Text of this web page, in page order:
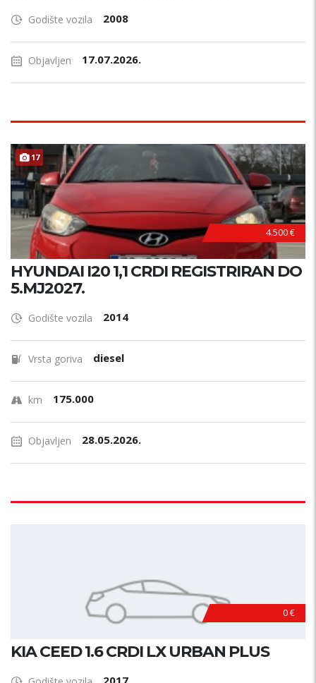
Godište vozila 2008
Objavljen 17.07.2026.
17
4.500 €
HYUNDAI I20 1,1 CRDI REGISTRIRAN DO
5.MJ2027.
Godište vozila 2014
Vrsta goriva diesel
km 175.000
Objavljen 28.05.2026.
0 €
KIA CEED 1.6 CRDI LX URBAN PLUS
2017